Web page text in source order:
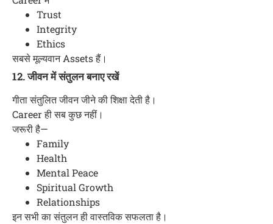
Trust
Integrity
Ethics
सबसे मूल्यवान Assets हैं।
12. जीवन में संतुलन बनाए रखें
गीता संतुलित जीवन जीने की शिक्षा देती है।
Career ही सब कुछ नहीं।
जरूरी है—
Family
Health
Mental Peace
Spiritual Growth
Relationships
इन सभी का संतुलन ही वास्तविक सफलता है।